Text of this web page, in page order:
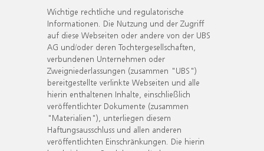
Wichtige rechtliche und regulatorische
Informationen. Die Nutzung und der Zugriff
auf diese Webseiten oder andere von der UBS
AG und/oder deren Tochtergesellschaften,
verbundenen Unternehmen oder
Zweigniederlassungen (zusammen "UBS")
bereitgestellte verlinkte Webseiten und alle
hierin enthaltenen Inhalte, einschließlich
veröffentlichter Dokumente (zusammen
"Materialien"), unterliegen diesem
Haftungsausschluss und allen anderen
veröffentlichten Einschränkungen. Die hierin